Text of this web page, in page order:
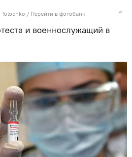
/ Перейти в фотобанк
и военнослужащий в